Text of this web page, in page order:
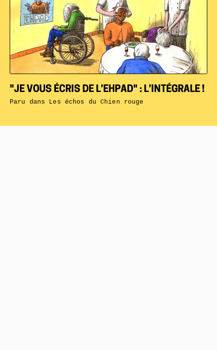
"JE VOUS ÉCRIS DE L’EHPAD" : L’INTÉGRALE !
Paru dans Les échos du Chien rouge